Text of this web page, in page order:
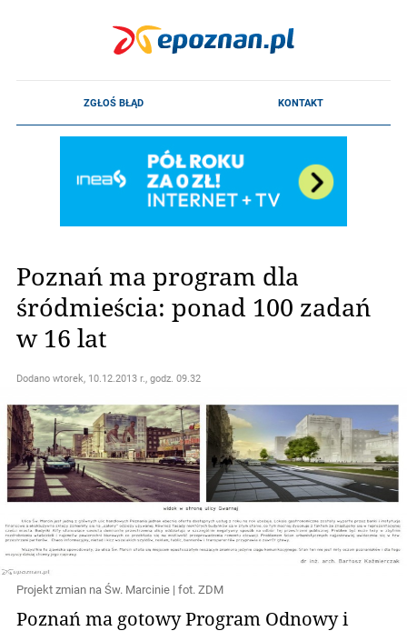
Poznań ma program dla
śródmieścia: ponad 100 zadań
w 16 lat
Dodano wtorek, 10.12.2013 r., godz. 09.32
Projekt zmian na Św. Marcinie | fot. ZDM
Poznań ma gotowy Program Odnowy i